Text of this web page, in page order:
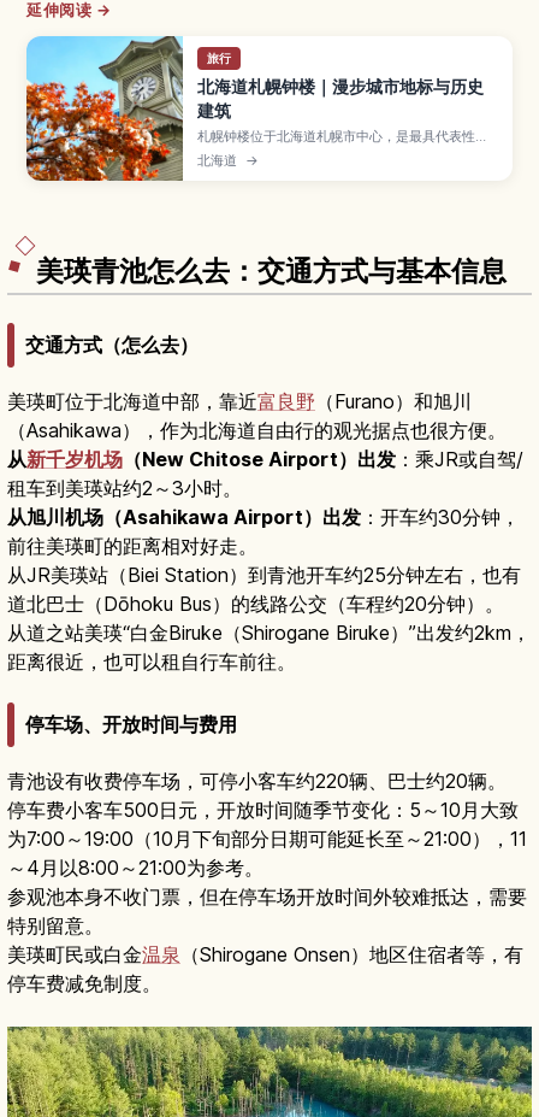
延伸阅读 →
旅行
北海道札幌钟楼｜漫步城市地标与历史
建筑
札幌钟楼位于北海道札幌市中心，是最具代表性的
历史建筑之一。文章介绍钟楼作为札幌农学校演武
场的由来、木结构建筑的看点、展览内容、开放时
北海道 →
美瑛青池怎么去：交通方式与基本信息
交通方式（怎么去）
美瑛町位于北海道中部，靠近富良野 （Furano）和旭川
（Asahikawa），作为北海道自由行的观光据点也很方便。
从新千岁机场 （New Chitose Airport）出发 ：乘JR或自驾/
租车到美瑛站约2～3小时。
从旭川机场（Asahikawa Airport）出发 ：开车约30分钟，
前往美瑛町的距离相对好走。
从JR美瑛站（Biei Station）到青池开车约25分钟左右，也有
道北巴士（Dōhoku Bus）的线路公交（车程约20分钟）。
从道之站美瑛“白金Biruke（Shirogane Biruke）”出发约2km，
距离很近，也可以租自行车前往。
停车场、开放时间与费用
青池设有收费停车场，可停小客车约220辆、巴士约20辆。
停车费小客车500日元，开放时间随季节变化：5～10月大致
为7:00～19:00（10月下旬部分日期可能延长至～21:00），11
～4月以8:00～21:00为参考。
参观池本身不收门票，但在停车场开放时间外较难抵达，需要
特别留意。
美瑛町民或白金温泉 （Shirogane Onsen）地区住宿者等，有
停车费减免制度。